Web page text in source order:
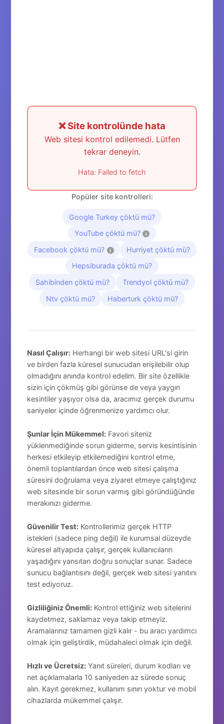
❌ Site kontrolünde hata
Web sitesi kontrol edilemedi. Lütfen
tekrar deneyin.
Hata: Failed to fetch
Popüler site kontrolleri:
Google Turkey çöktü mü?
YouTube çöktü mü?
i
Facebook çöktü mü? i
Hurriyet çöktü mü?
Hepsiburada çöktü mü?
Sahibinden çöktü mü?
Trendyol çöktü mü?
Ntv çöktü mü?
Haberturk çöktü mü?
Nasıl Çalışır: Herhangi bir web sitesi URL'si girin
ve birden fazla küresel sunucudan erişilebilir olup
olmadığını anında kontrol edelim. Bir site özellikle
sizin için çökmüş gibi görünse de veya yaygın
kesintiler yaşıyor olsa da, aracımız gerçek durumu
saniyeler içinde öğrenmenize yardımcı olur.
Şunlar İçin Mükemmel: Favori siteniz
yüklenmediğinde sorun giderme, servis kesintisinin
herkesi etkileyip etkilemediğini kontrol etme,
önemli toplantılardan önce web sitesi çalışma
süresini doğrulama veya ziyaret etmeye çalıştığınız
web sitesinde bir sorun varmış gibi göründüğünde
merakınızı giderme.
Güvenilir Test: Kontrollerimiz gerçek HTTP
istekleri (sadece ping değil) ile kurumsal düzeyde
küresel altyapıda çalışır, gerçek kullanıcıların
yaşadığını yansıtan doğru sonuçlar sunar. Sadece
sunucu bağlantısını değil, gerçek web sitesi yanıtını
test ediyoruz.
Gizliliğiniz Önemli: Kontrol ettiğiniz web sitelerini
kaydetmez, saklamaz veya takip etmeyiz.
Aramalarınız tamamen gizli kalır - bu aracı yardımcı
olmak için geliştirdik, müdahaleci olmak için değil.
Hızlı ve Ücretsiz: Yanıt süreleri, durum kodları ve
net açıklamalarla 10 saniyeden az sürede sonuç
alın. Kayıt gerekmez, kullanım sınırı yoktur ve mobil
cihazlarda mükemmel çalışır.